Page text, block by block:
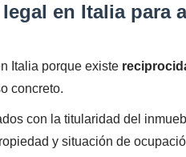
en Italia para
Italia porque existe
concreto.
con la titularidad del
y situación de